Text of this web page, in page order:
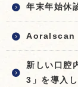
年末年始休
Aoralscan
新しい口腔
3」を導入